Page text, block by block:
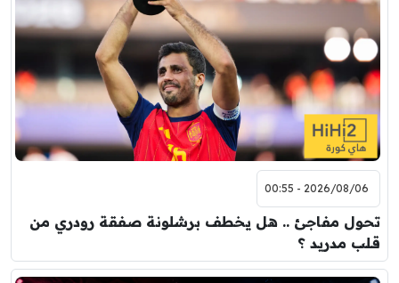
2026/08/06 - 00:55
تحول مفاجئ .. هل يخطف برشلونة صفقة رودري من
قلب مدريد ؟